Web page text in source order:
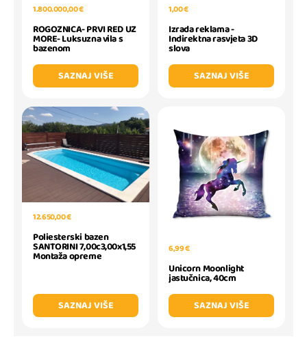
1.800.000,00 €
ROGOZNICA- PRVI RED UZ
MORE- Luksuzna vila s
bazenom
SAZNAJ VIŠE
1,00 €
Izrada reklama -
Indirektna rasvjeta 3D
slova
SAZNAJ VIŠE
12.650,00 €
Poliesterski bazen
SANTORINI 7,00c3,00x1,55
Montaža opreme
SAZNAJ VIŠE
6,99 €
Unicorn Moonlight
jastučnica, 40cm
SAZNAJ VIŠE